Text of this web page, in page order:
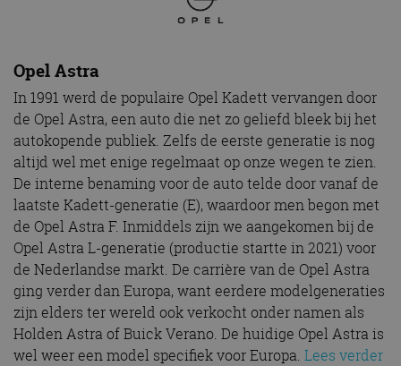
Opel Astra
In 1991 werd de populaire Opel Kadett vervangen door
de Opel Astra, een auto die net zo geliefd bleek bij het
autokopende publiek. Zelfs de eerste generatie is nog
altijd wel met enige regelmaat op onze wegen te zien.
De interne benaming voor de auto telde door vanaf de
laatste Kadett-generatie (E), waardoor men begon met
de Opel Astra F. Inmiddels zijn we aangekomen bij de
Opel Astra L-generatie (productie startte in 2021) voor
de Nederlandse markt. De carrière van de Opel Astra
ging verder dan Europa, want eerdere modelgeneraties
zijn elders ter wereld ook verkocht onder namen als
Holden Astra of Buick Verano. De huidige Opel Astra is
wel weer een model specifiek voor Europa. Lees verder